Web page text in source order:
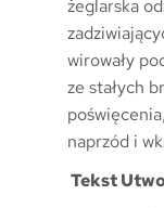
żeglarska
wirowały
ze stałych
naprzód i
Tekst